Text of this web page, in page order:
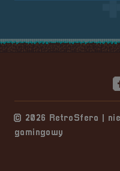
© 2026 RetroSfera |
gamingowy